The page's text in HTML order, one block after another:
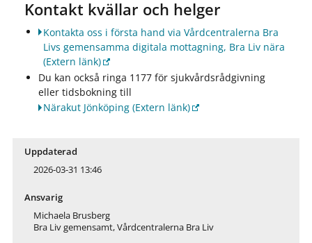
Kontakt kvällar och helger
Kontakta oss i första hand via Vårdcentralerna Bra
Livs gemensamma digitala mottagning, Bra Liv nära
(Extern länk)
Du kan också ringa 1177 för sjukvårdsrådgivning
eller tidsbokning till
Närakut Jönköping (Extern länk)
Uppdaterad
2026-03-31 13:46
Ansvarig
Michaela Brusberg
Bra Liv gemensamt, Vårdcentralerna Bra Liv